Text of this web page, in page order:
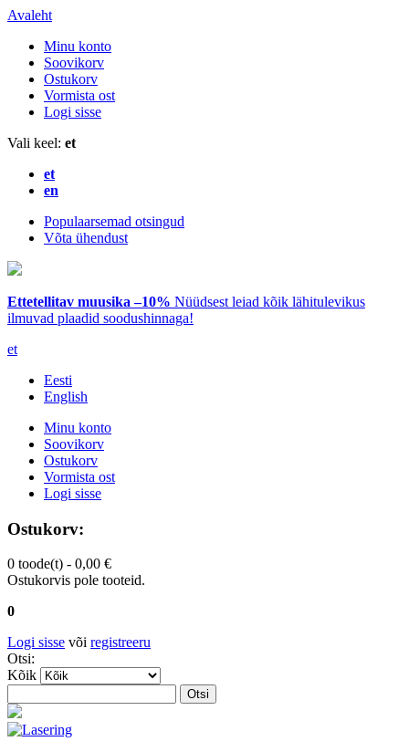
Avaleht
Minu konto
Soovikorv
Ostukorv
Vormista ost
Logi sisse
Vali keel: et
et
en
Populaarsemad otsingud
Võta ühendust
Ettetellitav muusika –10% Nüüdsest leiad kõik lähitulevikus
ilmuvad plaadid soodushinnaga!
et
Eesti
English
Minu konto
Soovikorv
Ostukorv
Vormista ost
Logi sisse
Ostukorv:
0 toode(t) - 0,00 €
Ostukorvis pole tooteid.
0
Logi sisse või registreeru
Otsi:
Kõik
Otsi